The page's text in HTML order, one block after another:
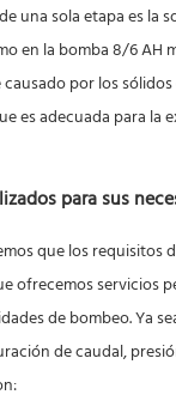
una sola etapa es la
en la bomba 8/6 AH
por los
es adecuada para la
para sus
que los requisitos
ofrecemos servicios
de bombeo. Ya
de caudal,